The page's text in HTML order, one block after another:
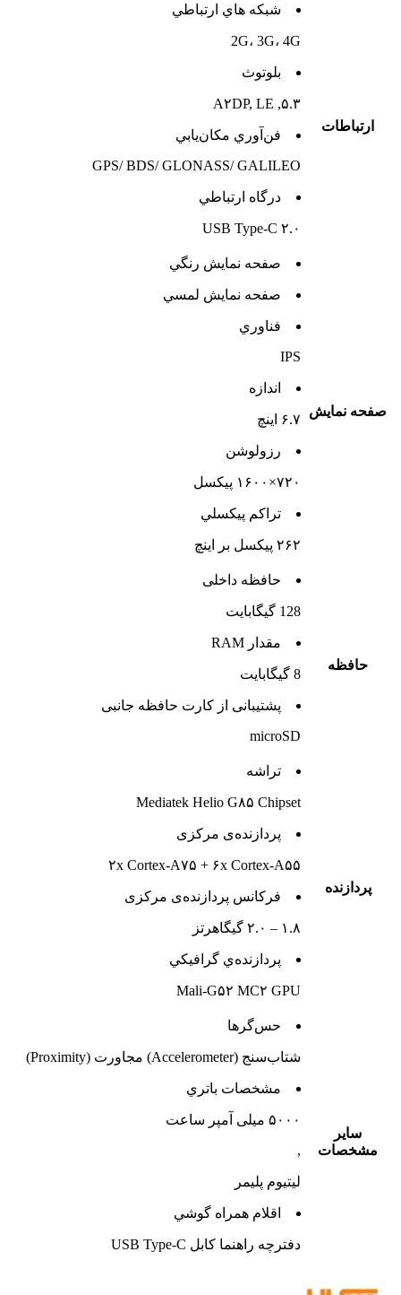
ارتباطات
شبکه هاي ارتباطي
2G، 3G، 4G
بلوتوث
۵.۳, A۲DP, LE
فن‌آوري مکان‌يابي
GPS/ BDS/ GLONASS/ GALILEO
درگاه ارتباطي
USB Type-C ۲.۰
صفحه نمايش
صفحه نمايش رنگي
صفحه نمايش لمسي
فناوري
IPS
اندازه
۶.۷ اینچ
رزولوشن
۷۲۰×۱۶۰۰ پیکسل
تراکم پيکسلي
۲۶۲ پیکسل بر اینچ
حافظه
حافظه داخلی
128 گيگابايت
مقدار RAM
8 گیگابایت
پشتيبانی از کارت حافظه جانبی
microSD
پردازنده
تراشه
Mediatek Helio G۸۵ Chipset
پردازنده‌ی مرکزی
۲x Cortex-A۷۵ + ۶x Cortex-A۵۵
فرکانس پردازنده‌ی مرکزی
۱.۸ – ۲.۰ گیگاهرتز
پردازنده‌ي گرافيکي
Mali-G۵۲ MC۲ GPU
ساير
مشخصات
حس‌گرها
شتاب‌سنج (Accelerometer) مجاورت (Proximity)
مشخصات باتري
۵۰۰۰ میلی آمپر ساعت
,
لیتیوم‌ پلیمر
اقلام همراه گوشي
دفترچه‌ راهنما کابل USB Type-C